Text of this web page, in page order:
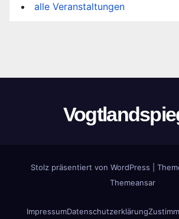
alle Veranstaltungen
Stolz präsentiert von WordPress
Themeansar
ImpressumDatenschutzerklärung